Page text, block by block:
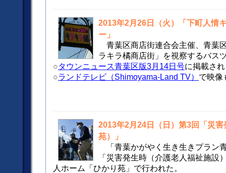
2013年2月26日（火）「下町人情
ー」
青葉区商店街連合会主催、青葉
ラキラ橘商店街」を視察するバス
○タウンニュース青葉区版3月14日号に掲載さ
○ランドテレビ（Shimoyama-Land TV） で映像
2013年2月24日（日）第3回「災
苑）」
「青葉かがやく生き生きプラン
「災害発生時（介護老人福祉施設
人ホーム「ひかり苑」で行われた。